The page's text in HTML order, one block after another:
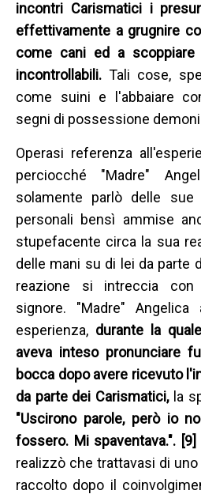
incontri Carismatici i
effettivamente a grugnire
come cani ed a scoppiare
incontrollabili.Tali cose,
come suini e l'abbaiare
segni di possessione
Operasi referenza
perciocché "Madre"
solamente parlò delle sue
personali bensì ammise
stupefacente circa la sua
delle mani su di lei da parte
reazione si intreccia con
signore. "Madre"
esperienza, durante la
aveva inteso pronunciare
bocca dopo avere ricevuto
da parte dei Carismatici, la
"Uscirono parole, però io
fossero. Mi spaventava.". [9]
realizzò che trattavasi di
raccolto dopo il